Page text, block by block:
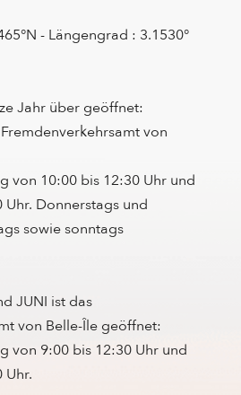
- Längengrad : 3.1530°
Jahr über geöffnet:
von
von 10:00 bis 12:30 Uhr und
Donnerstags und
sowie sonntags
JUNI ist das
von Belle-Île geöffnet:
von 9:00 bis 12:30 Uhr und
Uhr.